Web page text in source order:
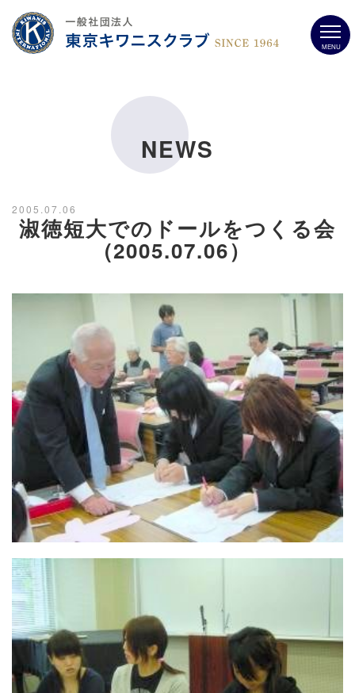
MENU
NEWS
2005.07.06
淑徳短大でのドールをつくる会
(2005.07.06）